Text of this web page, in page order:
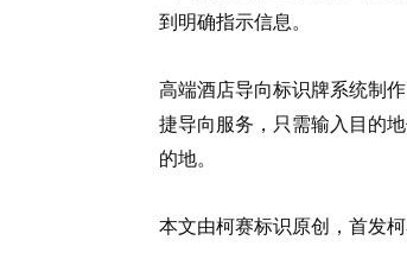
到明确指示信息。
高端酒店导向标识牌系统制
捷导向服务，只需输入目的
的地。
本文由柯赛标识原创，首发